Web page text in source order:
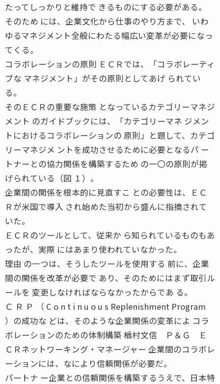
たってしっかりと維持で きるものにする必要がある。
そのため には、企業文化から仕事のやり方まで、 いわ
ゆるマネジメント全般にわたる幅広い変革が必要になっ
てくる。
コラボレーションの原則 ＥＣＲでは、「コラボレーティ
ブな マネジメント」がその原則としてあげ られてい
る。
そのＥＣＲの重要な施策 となっているカテゴリーマネジ
メント のガイドブックには、「カテゴリーマネ ジメン
トにおけるコラボレーションの 原則」と題して、カテゴ
リーマネジメ ントを成功させるために必要となるパ ー
トナーとの協力関係を構築するため の一〇の原則が掲
げられている（図 １）。
企業間の関係を根本的に見直すこ との必要性は、ＥＣ
Ｒが米国で導入 され始めた当初から盛んに指摘されて
いた。
ＥＣＲのツールとして、従来か ら知られているものもあ
ったが、実際 にはあまり使われていなかった。
理由 の一つは、そうしたツールを使用する 前に、企業
間の関係を改革が必要で あり、そのためにはまず取引ル
ールを 変更しなければならなかったからであ る。
Ｃ Ｒ Ｐ （ C o n t i n u o u s Replenishment Program
）の成功な どは、そのような企業関係の変革によ コラ
ボレーションのための体制構築 楢村文信 Ｐ＆Ｇ Ｅ
ＣＲネットワーキング・マネージャー 企業間のコラボレ
ーションには、なにより信頼関係が必要だ。
パートナ ー企業との信頼関係を構築するうえで、日本特